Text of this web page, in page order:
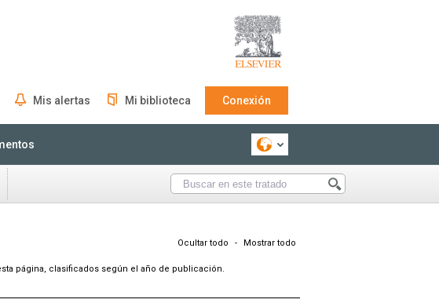
Mis alertas Mi biblioteca Conexión
Ocultar todo - Mostrar todo
página, clasificados según el año de publicación.